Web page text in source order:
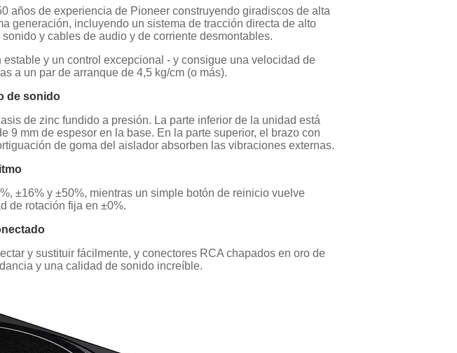
años de experiencia de Pioneer construyendo giradiscos de alta
generación, incluyendo un sistema de tracción directa de alto
y cables de audio y de corriente desmontables.
y un control excepcional - y consigue una velocidad de
a un par de arranque de 4,5 kg/cm (o más).
de sonido
de zinc fundido a presión. La parte inferior de la unidad está
9 mm de espesor en la base. En la parte superior, el brazo con
de goma del aislador absorben las vibraciones externas.
±16% y ±50%, mientras un simple botón de reinicio vuelve
de rotación fija en ±0%.
y sustituir fácilmente, y conectores RCA chapados en oro de
y una calidad de sonido increíble.